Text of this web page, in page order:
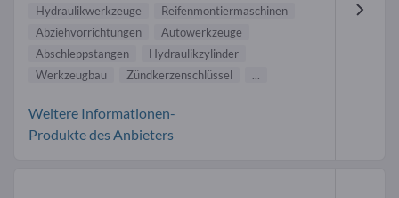
Hydraulikwerkzeuge
Reifenmontiermaschinen
Abziehvorrichtungen
Autowerkzeuge
Abschleppstangen
Hydraulikzylinder
Werkzeugbau
Zündkerzenschlüssel ...
Weitere Informationen-
Produkte des Anbieters